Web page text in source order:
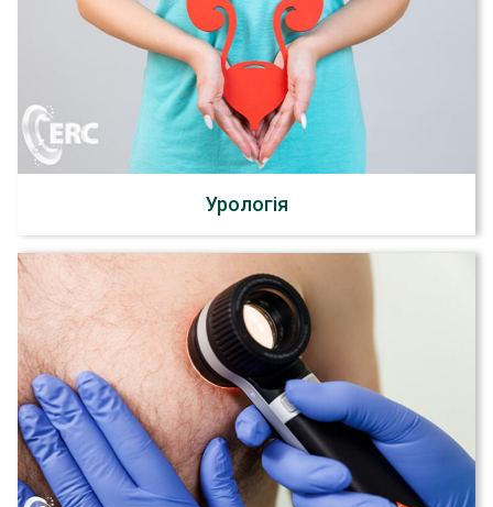
Урологія